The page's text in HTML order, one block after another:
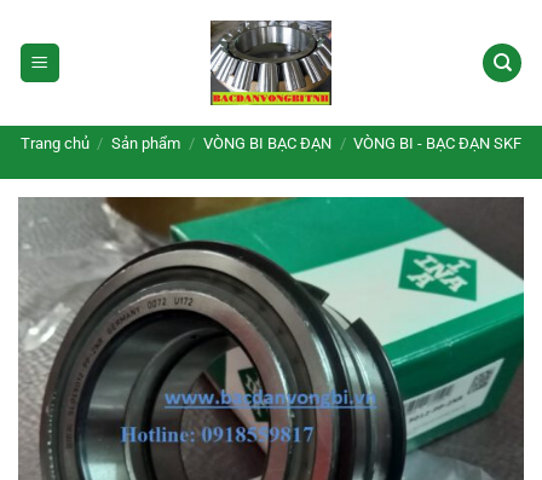
qua
nội
Trang chủ / Sản phẩm / VÒNG BI BẠC ĐẠN / VÒNG BI - BẠC ĐẠN SKF